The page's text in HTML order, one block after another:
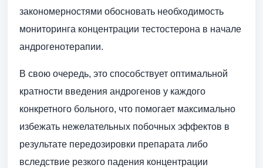
закономерностями обосновать необходимость
мониторинга концентрации тестостерона в начале
андрогенотерапии.
В свою очередь, это способствует оптимальной
кратности введения андрогенов у каждого
конкретного больного, что помогает максимально
избежать нежелательных побочных эффектов в
результате передозировки препарата либо
вследствие резкого падения концентрации